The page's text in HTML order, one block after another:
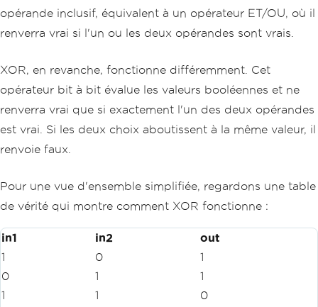
opérande inclusif, équivalent à un opérateur ET/OU, où il
renverra vrai si l'un ou les deux opérandes sont vrais.
XOR, en revanche, fonctionne différemment. Cet
opérateur bit à bit évalue les valeurs booléennes et ne
renverra vrai que si exactement l'un des deux opérandes
est vrai. Si les deux choix aboutissent à la même valeur, il
renvoie faux.
Pour une vue d'ensemble simplifiée, regardons une table
de vérité qui montre comment XOR fonctionne :
in1 in2
out
1
0
1
0
1
1
1
1
0